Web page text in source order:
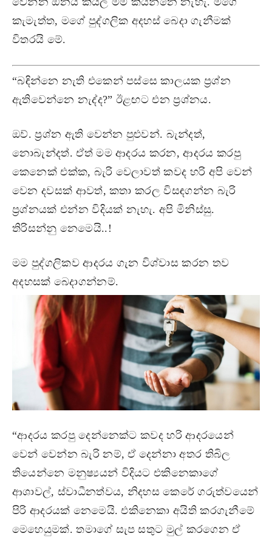
කැමැත්ත, මගේ පුද්ගලික අදහස් බෙදා ගැනීමක්
විතරයි මේ.
“බඳින්නෙ නැති එකෙන් පස්සෙ කාලයක ප්‍රශ්න
ඇතිවෙන්නෙ නැද්ද?” ඊළඟට එන ප්‍රශ්නය.
ඔව්. ප්‍රශ්න ඇති වෙන්න පුළුවන්. බැන්දත්,
නොබැන්දත්. ඒත් මම ආදරය කරන, ආදරය කරපු
කෙනෙක් එක්ක, බැරි වෙලාවත් කවද හරි අපි වෙන්
වෙන දවසක් ආවත්, කතා කරල විසඳගන්න බැරි
ප්‍රශ්නයක් එන්න විදියක් නැහැ. අපි මිනිස්සු.
තිරිසන්නු නෙමෙයි..!
මම පුද්ගලිකව ආදරය ගැන විශ්වාස කරන තව
අදහසක් බෙදාගන්නම්.
“ආදරය කරපු දෙන්නෙක්ට කවද හරි ආදරයෙන්
වෙන් වෙන්න බැරි නම්, ඒ දෙන්නා අතර තිබිල
තියෙන්නෙ මනුෂ්‍යයන් විදියට එකිනෙකාගේ
ආශාවල්, ස්වාධීනත්වය, නිදහස කෙරේ ගරුත්වයෙන්
පිරි ආදරයක් නෙමෙයි. එකිනෙකා අයිති කරගැනීමේ
මෙහෙයුමක්. තමාගේ සැප සතුට මුල් කරගෙන ඒ